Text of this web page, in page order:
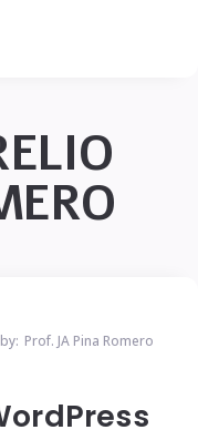
Prof. JA Pina Romero